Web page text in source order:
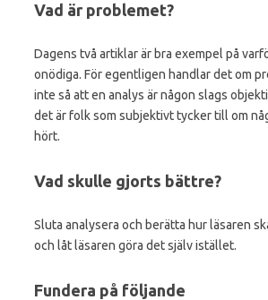
Vad är problemet?
Dagens två artiklar är bra exempel på
onödiga. För egentligen handlar det om
inte så att en analys är någon slags
det är folk som subjektivt tycker till om
hört.
Vad skulle gjorts bättre?
Sluta analysera och berätta hur läsaren
och låt läsaren göra det själv istället.
Fundera på följande